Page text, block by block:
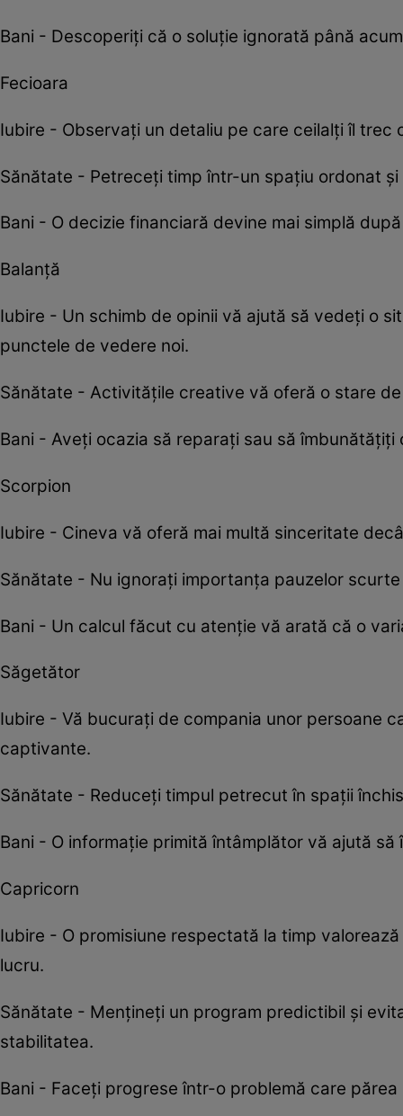
Bani - Descoperiți că o soluție ignorată până
Fecioara
Iubire - Observați un detaliu pe care ceilalți îl
Sănătate - Petreceți timp într-un spațiu ordonat
Bani - O decizie financiară devine mai simplă
Balanță
Iubire - Un schimb de opinii vă ajută să vedeți o
punctele de vedere noi.
Sănătate - Activitățile creative vă oferă o stare
Bani - Aveți ocazia să reparați sau să
Scorpion
Iubire - Cineva vă oferă mai multă sinceritate
Sănătate - Nu ignorați importanța pauzelor
Bani - Un calcul făcut cu atenție vă arată că o
Săgetător
Iubire - Vă bucurați de compania unor persoane
captivante.
Sănătate - Reduceți timpul petrecut în spații
Bani - O informație primită întâmplător vă ajută
Capricorn
Iubire - O promisiune respectată la timp
lucru.
Sănătate - Mențineți un program predictibil și
stabilitatea.
Bani - Faceți progrese într-o problemă care